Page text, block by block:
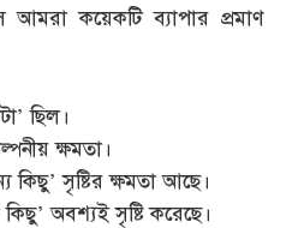
আমরা কয়েকটি ব্যাপার প্রমাণ
ছিল।
ক্ষমতা।
কিছু’ সৃষ্টির ক্ষমতা আছে।
অবশ্যই সৃষ্টি করেছে।